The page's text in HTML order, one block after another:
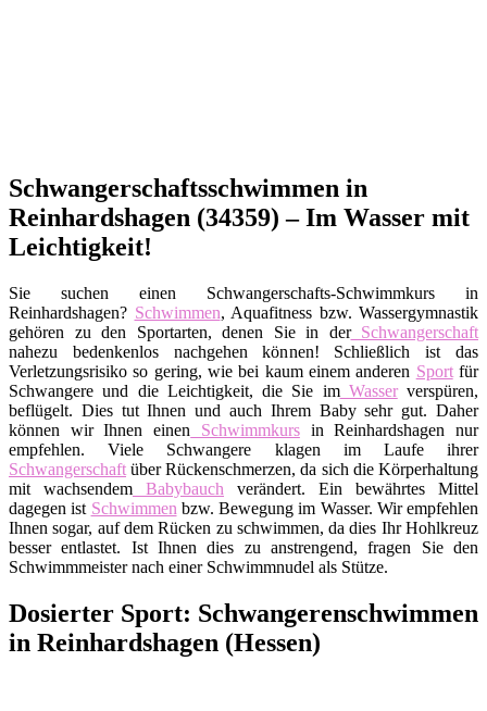
Schwangerschaftsschwimmen in
Reinhardshagen (34359) – Im Wasser mit
Leichtigkeit!
Sie suchen einen Schwangerschafts-Schwimmkurs in
Reinhardshagen? Schwimmen, Aquafitness bzw. Wassergymnastik
gehören zu den Sportarten, denen Sie in derSchwangerschaft
nahezu bedenkenlos nachgehen können! Schließlich ist das
Verletzungsrisiko so gering, wie bei kaum einem anderen Sportfür
Schwangere und die Leichtigkeit, die Sie imWasserverspüren,
beflügelt. Dies tut Ihnen und auch Ihrem Baby sehr gut. Daher
können wir Ihnen einen Schwimmkursin Reinhardshagen nur
empfehlen. Viele Schwangere klagen im Laufe ihrer
Schwangerschaft über Rückenschmerzen, da sich die Körperhaltung
mit wachsendem Babybauch verändert. Ein bewährtes Mittel
dagegen ist Schwimmen bzw. Bewegung im Wasser. Wir empfehlen
Ihnen sogar, auf dem Rücken zu schwimmen, da dies Ihr Hohlkreuz
besser entlastet. Ist Ihnen dies zu anstrengend, fragen Sie den
Schwimmmeister nach einer Schwimmnudel als Stütze.
Dosierter Sport: Schwangerenschwimmen
in Reinhardshagen (Hessen)